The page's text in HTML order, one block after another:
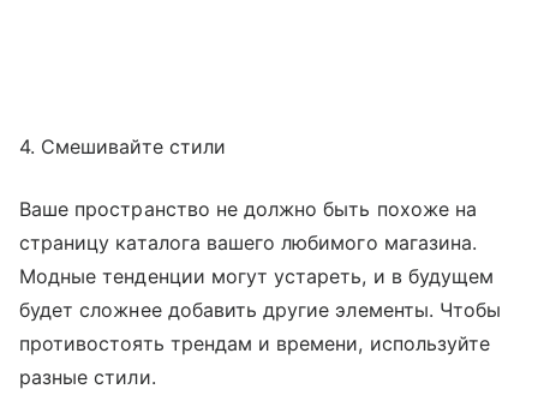
4. Смешивайте стили
Ваше пространство не должно быть похоже на
страницу каталога вашего любимого магазина.
Модные тенденции могут устареть, и в будущем
будет сложнее добавить другие элементы. Чтобы
противостоять трендам и времени, используйте
разные стили.